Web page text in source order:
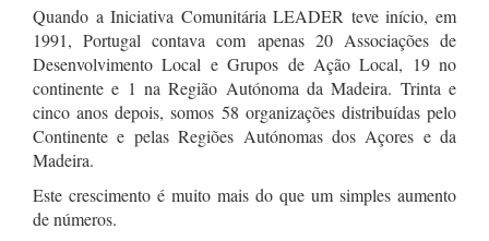
Quando a Iniciativa Comunitária LEADER teve início, em
1991, Portugal contava com apenas 20 Associações de
Desenvolvimento Local e Grupos de Ação Local, 19 no
continente e 1 na Região Autónoma da Madeira. Trinta e
cinco anos depois, somos 58 organizações distribuídas pelo
Continente e pelas Regiões Autónomas dos Açores e da
Madeira.
Este crescimento é muito mais do que um simples aumento
de números.